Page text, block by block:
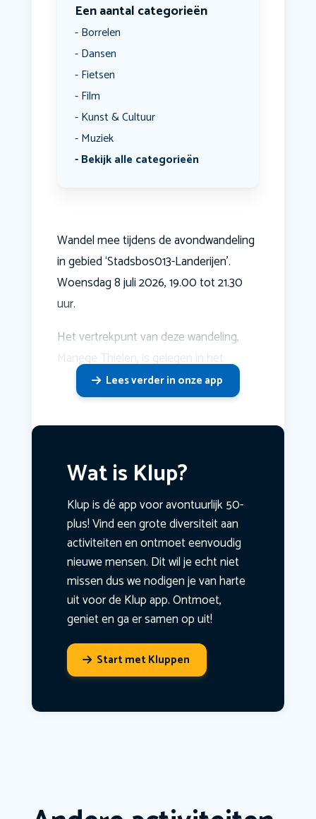
Een aantal categorieën
Borrelen
Dansen
Fietsen
Film
Kunst & Cultuur
Muziek
Bekijk alle categorieën
Wandel mee tijdens de avondwandeling
in gebied ‘Stadsbos013-Landerijen’.
Woensdag 8 juli 2026, 19.00 tot 21.30
uur.
Het vertrekpunt van deze wandeling,
Manege Thielen, is gelegen in het
Lees verder in onze app
Wat is Klup?
Klup is dé app voor avontuurlijk 50-
plus! Vind een grote diversiteit aan
activiteiten en ontmoet eenvoudig
nieuwe mensen. Dit wil je echt niet
missen dus we nodigen je van harte
uit voor de Klup app. Ontmoet,
geniet en ga er samen op uit!
Start met Kluppen